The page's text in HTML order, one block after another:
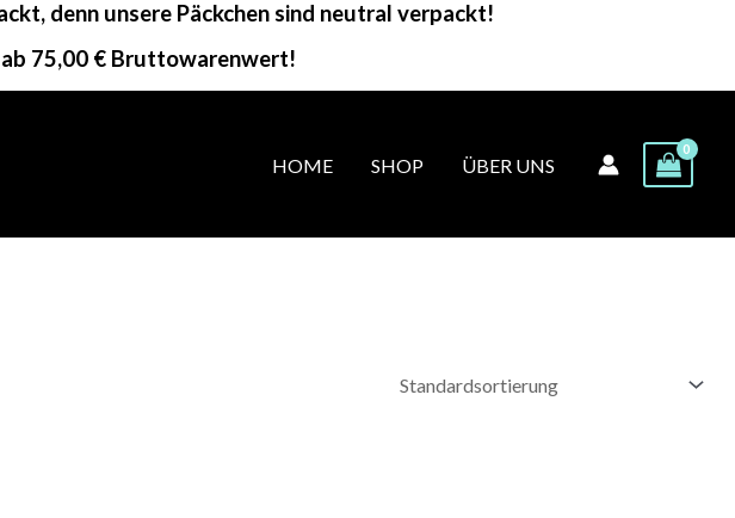
denn unsere Päckchen sind neutral verpackt!
75,00 € Bruttowarenwert!
HOME SHOP ÜBER UNS